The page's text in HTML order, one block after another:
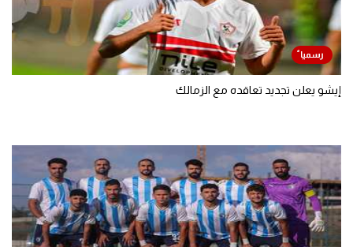
إيشو يعلن تجديد تعاقده مع الزمالك